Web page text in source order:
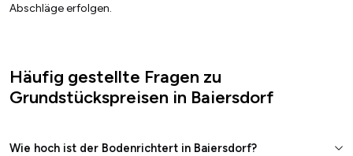
Abschläge erfolgen.
Häufig gestellte Fragen zu
Grundstückspreisen in Baiersdorf
Wie hoch ist der Bodenrichtert in Baiersdorf?